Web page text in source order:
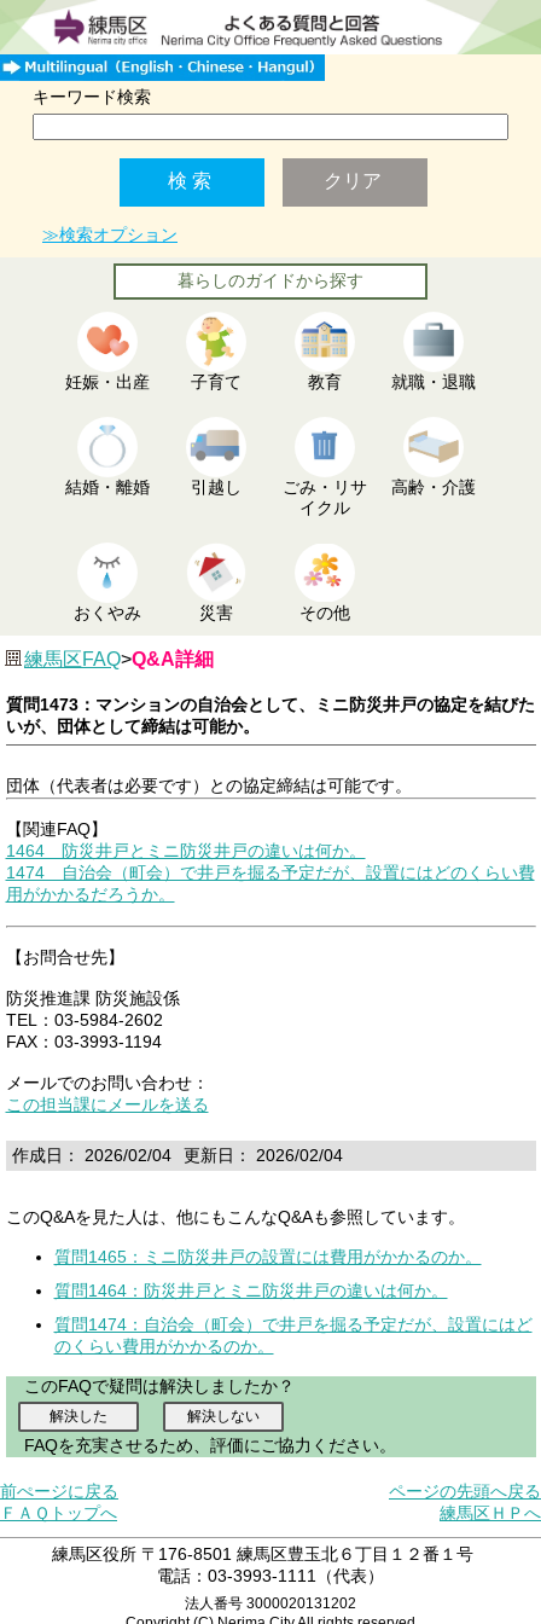
キーワード検索
≫検索オプション
暮らしのガイドから探す
妊娠・出産 子育て 教育 就職・退職
結婚・離婚 引越し
ごみ・リサ
イクル
高齢・介護
おくやみ 災害 その他
練馬区FAQ>Q&A詳細
質問1473：マンションの自治会として、ミニ防災井戸の協定を結びた
いが、団体として締結は可能か。
団体（代表者は必要です）との協定締結は可能です。
【関連FAQ】
1464 防災井戸とミニ防災井戸の違いは何か。
1474 自治会（町会）で井戸を掘る予定だが、設置にはどのくらい費
用がかかるだろうか。
【お問合せ先】
防災推進課 防災施設係
TEL：03-5984-2602
FAX：03-3993-1194
メールでのお問い合わせ：
この担当課にメールを送る
作成日： 2026/02/04 更新日： 2026/02/04
このQ&Aを見た人は、他にもこんなQ&Aも参照しています。
質問1465：ミニ防災井戸の設置には費用がかかるのか。
質問1464：防災井戸とミニ防災井戸の違いは何か。
質問1474：自治会（町会）で井戸を掘る予定だが、設置にはど
のくらい費用がかかるのか。
このFAQで疑問は解決しましたか？
FAQを充実させるため、評価にご協力ください。
前ぺージに戻る
ページの先頭へ戻る
ＦＡＱトップへ
練馬区ＨＰへ
練馬区役所 〒176-8501 練馬区豊玉北６丁目１２番１号
電話：03-3993-1111（代表）
法人番号 3000020131202